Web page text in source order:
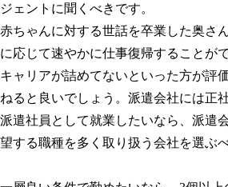
ジェントに聞くべきです。
赤ちゃんに対する世話を卒業した奥さ
に応じて速やかに仕事復帰することが
キャリアが詰めてないといった方が評
ねると良いでしょう。派遣会社には正
派遣社員として就業したいなら、派遣
望する職種を多く取り扱う会社を選ぶ